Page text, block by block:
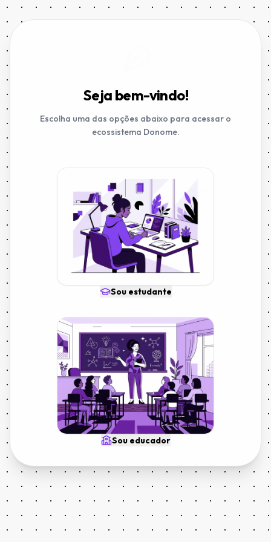
Seja bem-vindo!
Escolha uma das opções abaixo para acessar o
ecossistema Donome.
Sou estudante
Sou educador